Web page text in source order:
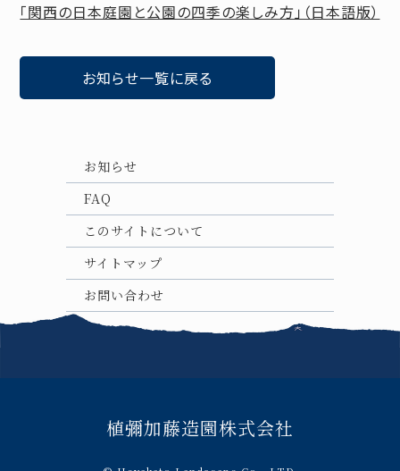
「関西の日本庭園と公園の四季の楽しみ方」（日本語版）
お知らせ一覧に戻る
お知らせ
FAQ
このサイトについて
サイトマップ
お問い合わせ
植彌加藤造園株式会社